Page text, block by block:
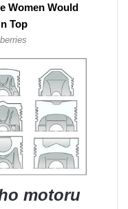
motoru